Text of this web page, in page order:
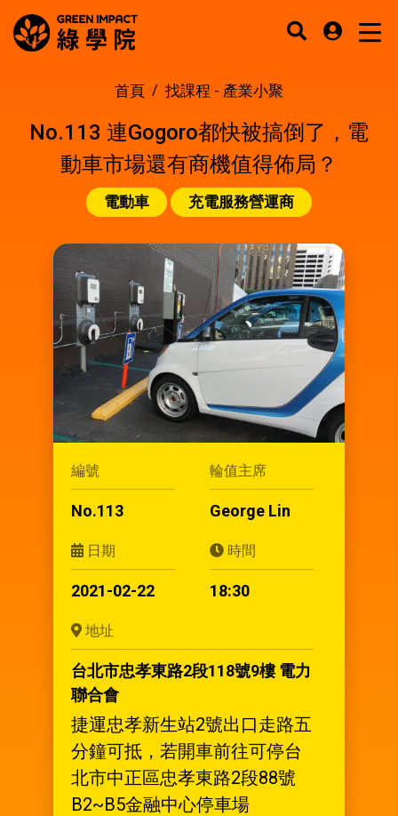
首頁 找課程 - 產業小聚
No.113 連Gogoro都快被搞倒了，電
動車市場還有商機值得佈局？
電動車 充電服務營運商
編號
No.113
輪值主席
George Lin
日期
2021-02-22
時間
18:30
地址
台北市忠孝東路2段118號9樓 電力
聯合會
捷運忠孝新生站2號出口走路五
分鐘可抵，若開車前往可停台
北市中正區忠孝東路2段88號
B2~B5金融中心停車場